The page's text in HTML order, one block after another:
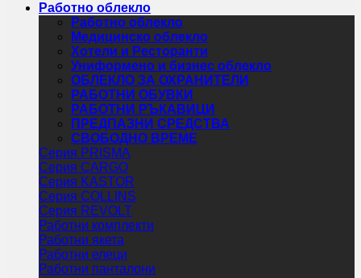
Работно облекло
Работно облекло
Медицинско облекло
Хотели и Ресторанти
Униформено и бизнес облекло
ОБЛЕКЛО ЗА ОХРАНИТЕЛИ
РАБОТНИ ОБУВКИ
РАБОТНИ РЪКАВИЦИ
ПРЕДПАЗНИ СРЕДСТВА
СВОБОДНО ВРЕМЕ
Серия PRISMA
Серия CARGO
Серия KASTOR
Серия COLLINS
Серия REVOLT
Работни комплекти
Работни якета
Работни елеци
Работни панталони